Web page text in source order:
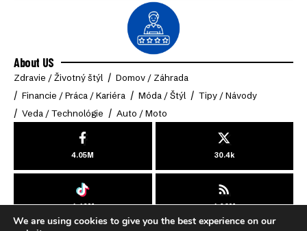
About US
Zdravie / Životný štýl
Domov / Záhrada
Financie / Práca / Kariéra
Móda / Štýl
Tipy / Návody
Veda / Technológie
Auto / Moto
4.05M 30.4k
4.49M 4.03M
© 2025 Online-Klub. All Rights Reserved.
We are using cookies to give you the best experience on our